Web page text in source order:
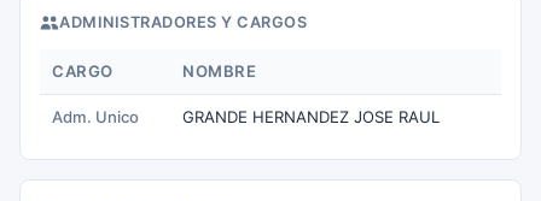
ADMINISTRADORES Y CARGOS
CARGO NOMBRE
Adm. Unico GRANDE HERNANDEZ JOSE RAUL